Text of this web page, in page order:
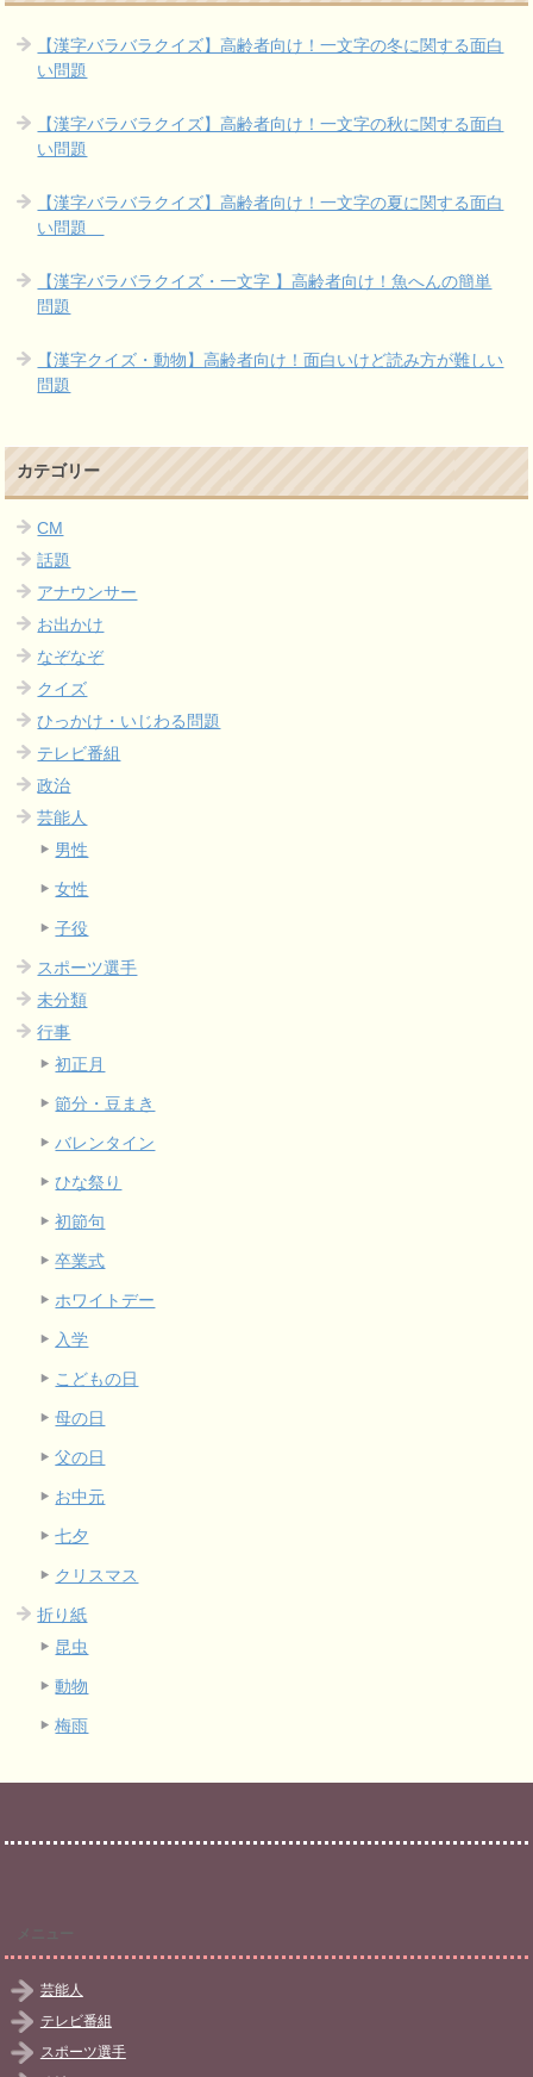
【漢字バラバラクイズ】高齢者向け！一文字の冬に関する面白
い問題
【漢字バラバラクイズ】高齢者向け！一文字の秋に関する面白
い問題
【漢字バラバラクイズ】高齢者向け！一文字の夏に関する面白
い問題
【漢字バラバラクイズ・一文字 】高齢者向け！魚へんの簡単
問題
【漢字クイズ・動物】高齢者向け！面白いけど読み方が難しい
問題
カテゴリー
CM
話題
アナウンサー
お出かけ
なぞなぞ
クイズ
ひっかけ・いじわる問題
テレビ番組
政治
芸能人
男性
女性
子役
スポーツ選手
未分類
行事
初正月
節分・豆まき
バレンタイン
ひな祭り
初節句
卒業式
ホワイトデー
入学
こどもの日
母の日
父の日
お中元
七夕
クリスマス
折り紙
昆虫
動物
梅雨
芸能人
テレビ番組
スポーツ選手